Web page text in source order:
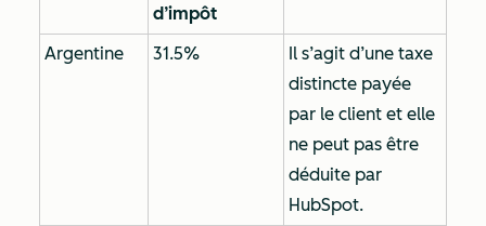
d’impôt
Argentine 31.5%
Il s’agit d’une taxe
distincte payée
par le client et elle
ne peut pas être
déduite par
HubSpot.